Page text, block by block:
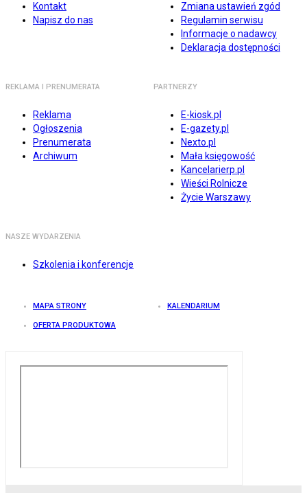
Kontakt
Napisz do nas
Zmiana ustawień zgód
Regulamin serwisu
Informacje o nadawcy
Deklaracja dostępności
REKLAMA I PRENUMERATA
Reklama
Ogłoszenia
Prenumerata
Archiwum
PARTNERZY
E-kiosk.pl
E-gazety.pl
Nexto.pl
Mała księgowość
Kancelarierp.pl
Wieści Rolnicze
Życie Warszawy
NASZE WYDARZENIA
Szkolenia i konferencje
MAPA STRONY KALENDARIUM
OFERTA PRODUKTOWA